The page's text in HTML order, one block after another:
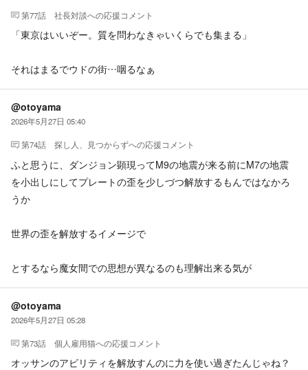
第77話 社長対談への応援コメント
「東京はいいぞー。質を問わなきゃいくらでも集まる」
それはまるでウドの街…咽るなぁ
@otoyama
2026年5月27日 05:40
第74話 探し人、見つからずへの応援コメント
ふと思うに、ダンジョン顕現ってM9の地震が来る前にM7の地震
を小出しにしてプレートの歪を少しづつ解放するもんではなかろ
うか
世界の歪を解放するイメージで
とするなら魔女間での思想が異なるのも理解出来る気が
@otoyama
2026年5月27日 05:28
第73話 個人雇用猫への応援コメント
オッサンのアビリティを解放すんのに力を使い過ぎたんじゃね？